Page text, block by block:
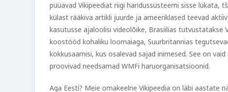
püüavad Vikipeediat riigi haridussüsteemi sisse
külast rääkiva artikli juurde ja ameeriklased teevad
kasutusse ajaloolisi videolõike, Brasiilias tutvustatakse
koostööd kohaliku loomaiaga, Suurbritannias
kokkusaamisi, kus osalevad sajad inimesed. See on
proovivad needsamad WMFi haruorganisatsioonid.
Aga Eesti? Meie omakeelne Vikipeedia on läbi aastate